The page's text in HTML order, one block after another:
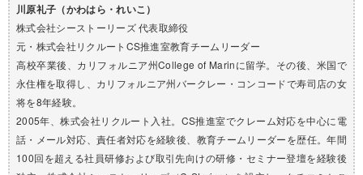
川原礼子（かわはら・れいこ）
株式会社シーストーリーズ 代表取締役
元・株式会社リクルートCS推進室教育チームリーダー
高校卒業後、カリフォルニア州College of Marinに留学。その後、米国で
永住権を取得し、カリフォルニア州バークレー・コンコードで寿司店の女
将を8年経験。
2005年、株式会社リクルート入社。CS推進室でクレーム対応を中心に電
話・メール対応、責任者対応を経験後、教育チームリーダーを歴任。年間
100回を超える社員研修および取引先向けの研修・セミナー登壇を経験後